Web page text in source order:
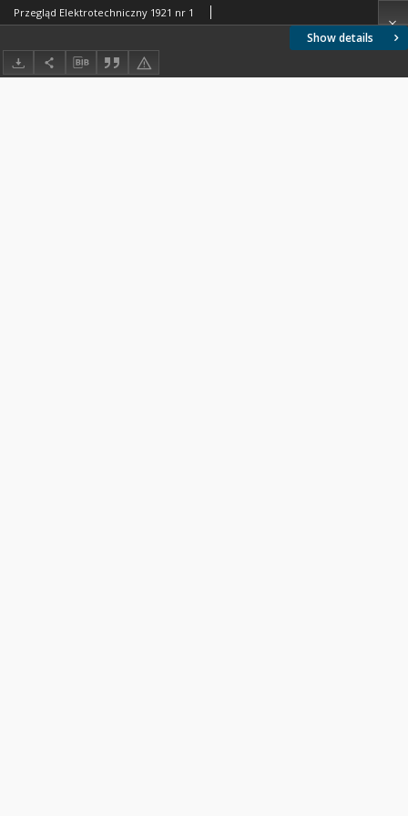
Show details
Przegląd Elektrotechniczny 1921 nr 1